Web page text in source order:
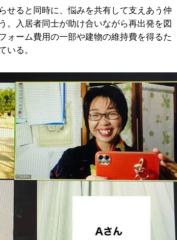
せると同時に、悩みを共有して支えあう仲
。入居者同士が助け合いながら再出発を図
ォーム費用の一部や建物の維持費を得るた
いる。